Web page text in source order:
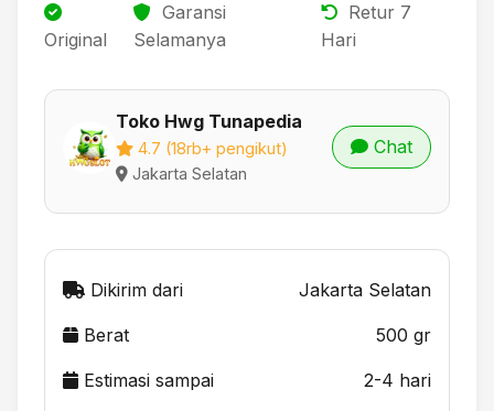
Original
Garansi
Selamanya
Retur 7
Hari
Toko Hwg Tunapedia
4.7 (18rb+ pengikut)
Jakarta Selatan
Chat
Dikirim dari Jakarta Selatan
Berat 500 gr
Estimasi sampai 2-4 hari